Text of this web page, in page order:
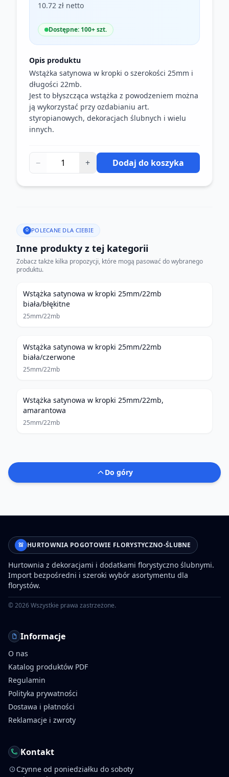
10.72 zł netto
Dostępne: 100+ szt.
Opis produktu
Wstążka satynowa w kropki o szerokości 25mm i
długości 22mb.
Jest to błyszcząca wstążka z powodzeniem można
ją wykorzystać przy ozdabianiu art.
styropianowych, dekoracjach ślubnych i wielu
innych.
− + Dodaj do koszyka
POLECANE DLA CIEBIE
Inne produkty z tej kategorii
Zobacz także kilka propozycji, które mogą pasować do wybranego
produktu.
Wstążka satynowa w kropki 25mm/22mb
biała/błękitne
25mm/22mb
Wstążka satynowa w kropki 25mm/22mb
biała/czerwone
25mm/22mb
Wstążka satynowa w kropki 25mm/22mb,
amarantowa
25mm/22mb
Do góry
HURTOWNIA POGOTOWIE FLORYSTYCZNO-ŚLUBNE
Hurtownia z dekoracjami i dodatkami florystyczno ślubnymi.
Import bezpośredni i szeroki wybór asortymentu dla
florystów.
©2026Wszystkie prawa zastrzeżone.
Informacje
O nas
Katalog produktów PDF
Regulamin
Polityka prywatności
Dostawa i płatności
Reklamacje i zwroty
Kontakt
Czynne od poniedziałku do soboty